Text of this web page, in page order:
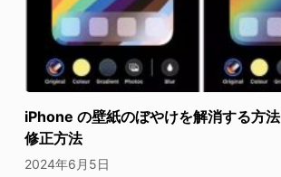
iPhone の壁紙のぼやけを解消する方
修正方法
2024年6月5日